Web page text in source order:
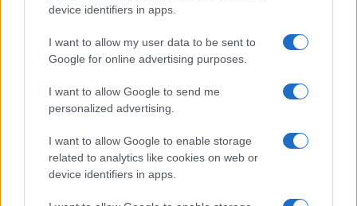
device identifiers in apps.
I want to allow my user data to be sent to
Google for online advertising purposes.
I want to allow Google to send me
personalized advertising.
I want to allow Google to enable storage
related to analytics like cookies on web or
device identifiers in apps.